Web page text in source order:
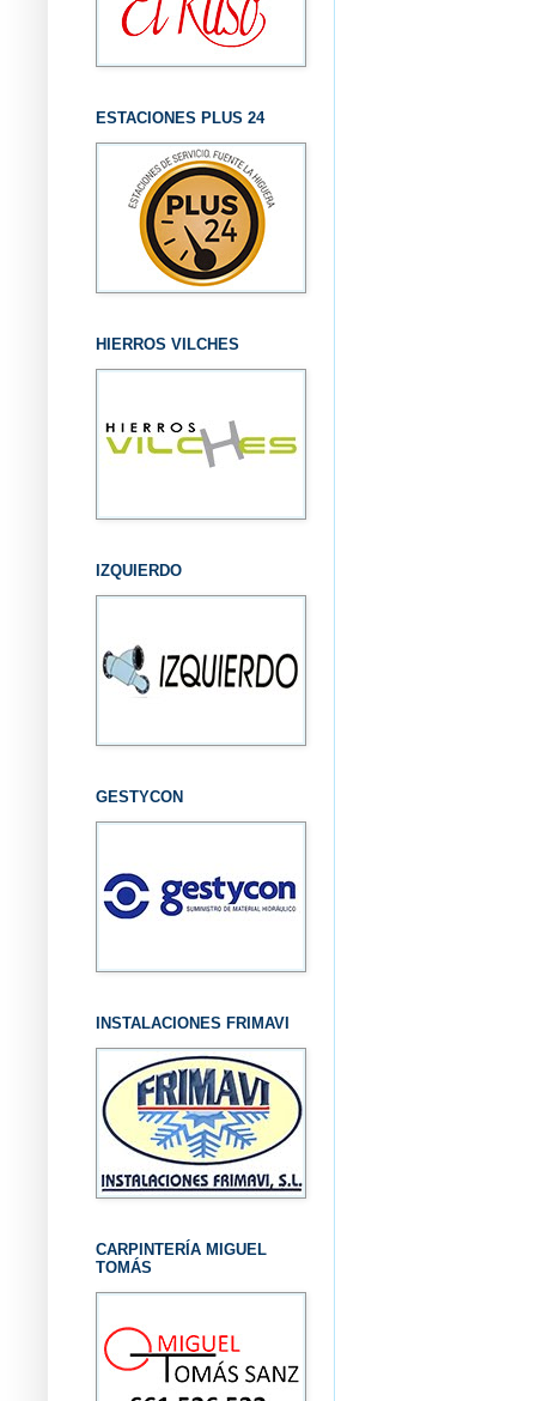
ESTACIONES PLUS 24
HIERROS VILCHES
IZQUIERDO
GESTYCON
INSTALACIONES FRIMAVI
CARPINTERÍA MIGUEL
TOMÁS